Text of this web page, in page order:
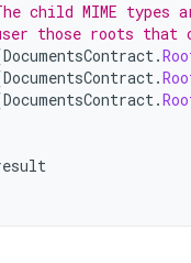
child MIME
those roots that
DocumentsContract.
DocumentsContract.
DocumentsContract.